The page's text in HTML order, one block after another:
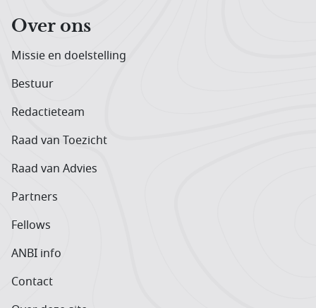
Over ons
Missie en doelstelling
Bestuur
Redactieteam
Raad van Toezicht
Raad van Advies
Partners
Fellows
ANBI info
Contact